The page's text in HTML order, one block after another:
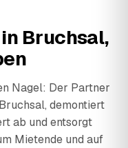
Bruchsal,
Nagel: Der Partner
demontiert
ab und entsorgt
Mietende und auf